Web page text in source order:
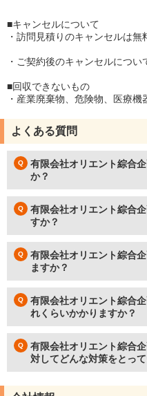
■キャンセルについて
・訪問見積りのキャンセルは無
・ご契約後のキャンセルについ
■回収できないもの
・産業廃棄物、危険物、医療機
よくある質問
有限会社オリエント綜合
か？
有限会社オリエント綜合
すか？
有限会社オリエント綜合
ますか？
有限会社オリエント綜合
れくらいかかりますか？
有限会社オリエント綜合
対してどんな対策をとっ